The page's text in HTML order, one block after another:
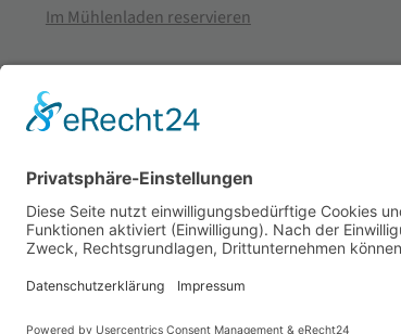
Im Mühlenladen reservieren
© Stadtmühle Waldenbuch 2026– Dein
Alle Preise inkl. der gesetzlichen MwSt. Die